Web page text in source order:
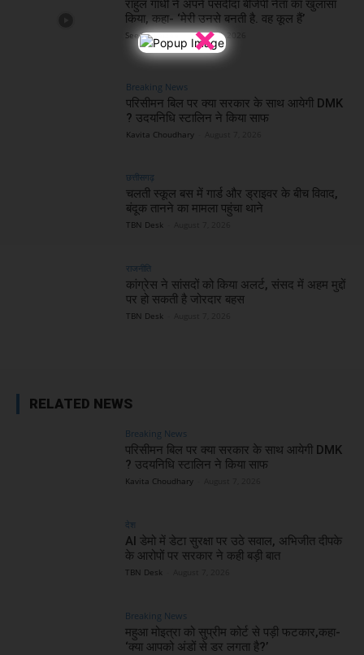
×
राहुल गांधी ने अपने पसंदीदा बीजेपी नेता का खुलासा
किया, कहा- ‘मेरी उनसे बनती है. वह कूल हैं’
Seema Faizee - August 7, 2026
Breaking News
परिसीमन बिल पर क्या सरकार के साथ आयेगी DMK
? उदयनिधि स्टालिन ने किया साफ
Kavita Choudhary
छत्तीसगढ़
चलती स्कूल बस में गार्ड और ड्राइवर के बीच विवाद,
बंदूक तानने का मामला पहुंचा थाने
TBN Desk
राजनीति
कांग्रेस ने सांसदों को किया अलर्ट, संसद में अहम मुद्दों
पर हो सकती है जोरदार बहस
TBN Desk
RELATED NEWS
Breaking News
परिसीमन बिल पर क्या सरकार के साथ आयेगी DMK
? उदयनिधि स्टालिन ने किया साफ
Kavita Choudhary
देश
AI डेमो में डेटा सुरक्षा पर उठे सवाल, अभिजीत दीपके
के आरोपों पर सरकार ने कही बड़ी बात
TBN Desk
Breaking News
महुआ मोइत्रा को सुप्रीम कोर्ट से पड़ी फटकार,कहा-
‘क्या आपको अंडों से डर लगता है?’